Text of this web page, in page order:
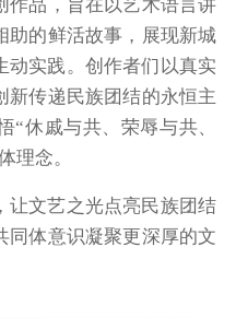
作品，旨在以艺术语言讲
助的鲜活故事，展现新城
动实践。创作者们以真实
新传递民族团结的永恒主
“休戚与共、荣辱与共、
理念。
让文艺之光点亮民族团结
同体意识凝聚更深厚的文